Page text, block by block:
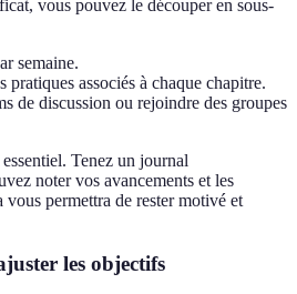
vous pouvez le découper en sous-
semaine.
pratiques associés à chaque chapitre.
de discussion ou rejoindre des groupes
Tenez un journal
noter vos avancements et les
permettra de rester motivé et
les objectifs